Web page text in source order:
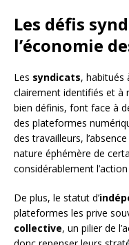
Les défis
l’économie
Les syndicats, habitués
clairement identifiés et à
bien définis, font face à
des plateformes
des travailleurs,
nature éphémère de
considérablement
De plus, le statut d’
plateformes les prive
collective, un pilier de